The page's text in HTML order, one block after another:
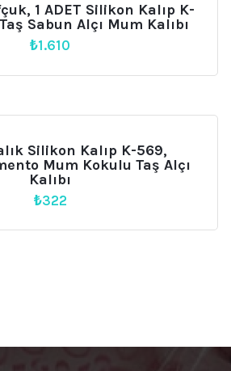
1 ADET Silikon Kalıp K-
Sabun Alçı Mum Kalıbı
₺1.610
Silikon Kalıp K-569,
Mum Kokulu Taş Alçı
Kalıbı
₺322